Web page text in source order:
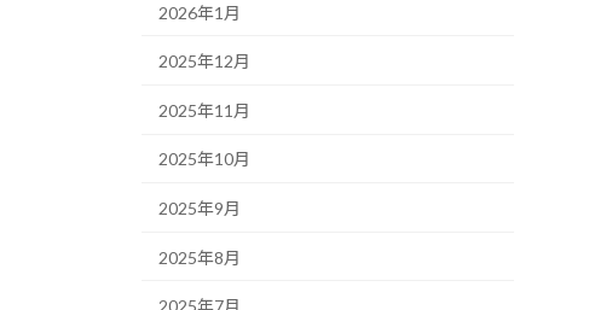
2026年1月
2025年12月
2025年11月
2025年10月
2025年9月
2025年8月